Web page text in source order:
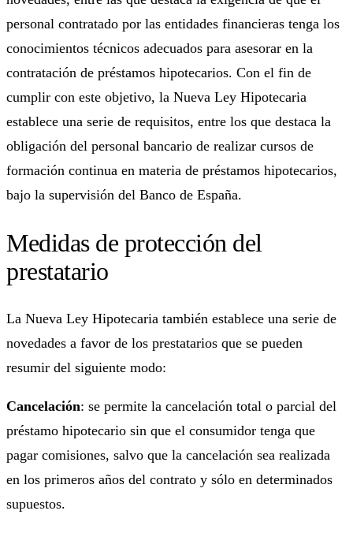
personal contratado por las entidades financieras tenga los
conocimientos técnicos adecuados para asesorar en la
contratación de préstamos hipotecarios. Con el fin de
cumplir con este objetivo, la Nueva Ley Hipotecaria
establece una serie de requisitos, entre los que destaca la
obligación del personal bancario de realizar cursos de
formación continua en materia de préstamos hipotecarios,
bajo la supervisión del Banco de España.
Medidas de protección del
prestatario
La Nueva Ley Hipotecaria también establece una serie de
novedades a favor de los prestatarios que se pueden
resumir del siguiente modo:
Cancelación: se permite la cancelación total o parcial del
préstamo hipotecario sin que el consumidor tenga que
pagar comisiones, salvo que la cancelación sea realizada
en los primeros años del contrato y sólo en determinados
supuestos.